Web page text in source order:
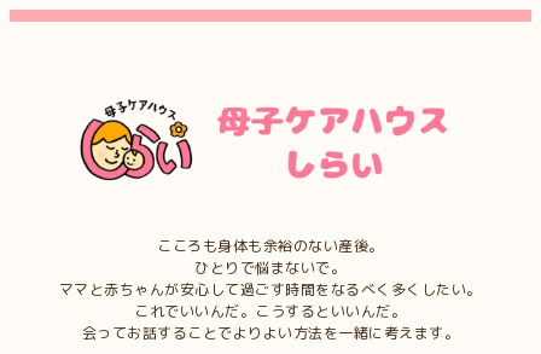
こころも身体も余裕のない産後。
ひとりで悩まないで。
ママと赤ちゃんが安心して過ごす時間をなるべく多くしたい。
これでいいんだ。こうするといいんだ。
会ってお話することでよりよい方法を一緒に考えます。